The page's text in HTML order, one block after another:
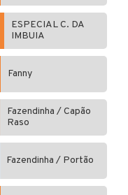
ESPECIAL C. DA
IMBUIA
Fanny
Fazendinha / Capão
Raso
Fazendinha / Portão